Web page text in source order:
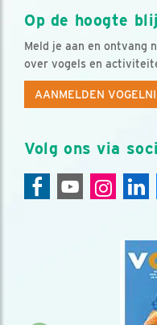
Op de hoogte
Meld je aan en ontvang
over vogels en
AANMELDEN
Volg ons via